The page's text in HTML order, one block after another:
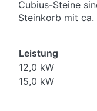
Cubius-Steine
Steinkorb mit
Leistung
12,0 kW
15,0 kW